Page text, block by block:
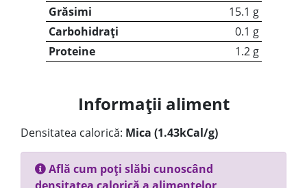
Grăsimi
15.1 g
Carbohidrați
0.1 g
Proteine
1.2 g
Informații aliment
Densitatea calorică: Mica (1.43kCal/g)
Află cum poți slăbi cunoscând